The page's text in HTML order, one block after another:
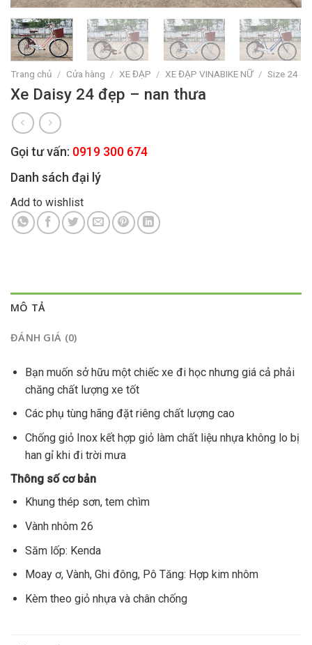
Trang chủ / Cửa hàng / XE ĐẠP / XE ĐẠP VINABIKE NỮ / Size 24
Xe Daisy 24 đẹp – nan thưa
Gọi tư vấn: 0919 300 674
Danh sách đại lý
Add to wishlist
MÔ TẢ
ĐÁNH GIÁ (0)
Bạn muốn sở hữu một chiếc xe đi học nhưng giá cả phải
chăng chất lượng xe tốt
Các phụ tùng hãng đặt riêng chất lượng cao
Chống giỏ Inox kết hợp giỏ làm chất liệu nhựa không lo bị
han gỉ khi đi trời mưa
Thông số cơ bản
Khung thép sơn, tem chìm
Vành nhôm 26
Săm lốp: Kenda
Moay ơ, Vành, Ghi đông, Pô Tăng: Hợp kim nhôm
Kèm theo giỏ nhựa và chân chống